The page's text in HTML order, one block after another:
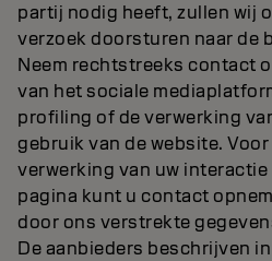
partij nodig heeft, zullen wij
verzoek doorsturen naar de
Neem rechtstreeks contact
van het sociale
profiling of de verwerking
gebruik van de website.
verwerking van uw interactie
pagina kunt u contact
door ons verstrekte
De aanbieders beschrijven